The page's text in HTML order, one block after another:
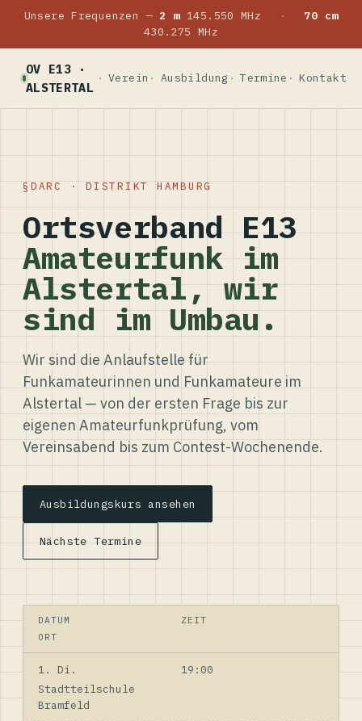
Unsere Frequenzen — 2 m145.550 MHz ·
70 cm
430.275 MHz
OV E13 ·
ALSTERTAL
Verein Ausbildung Termine Kontakt
DARC · DISTRIKT HAMBURG
Ortsverband E13
Amateurfunk im
Alstertal, wir
sind im Umbau.
Wir sind die Anlaufstelle für
Funkamateurinnen und Funkamateure im
Alstertal — von der ersten Frage bis zur
eigenen Amateurfunkprüfung, vom
Vereinsabend bis zum Contest-Wochenende.
Ausbildungskurs ansehen
Nächste Termine
DATUM
ZEIT
ORT
1. Di.
19:00
Stadtteilschule
Bramfeld